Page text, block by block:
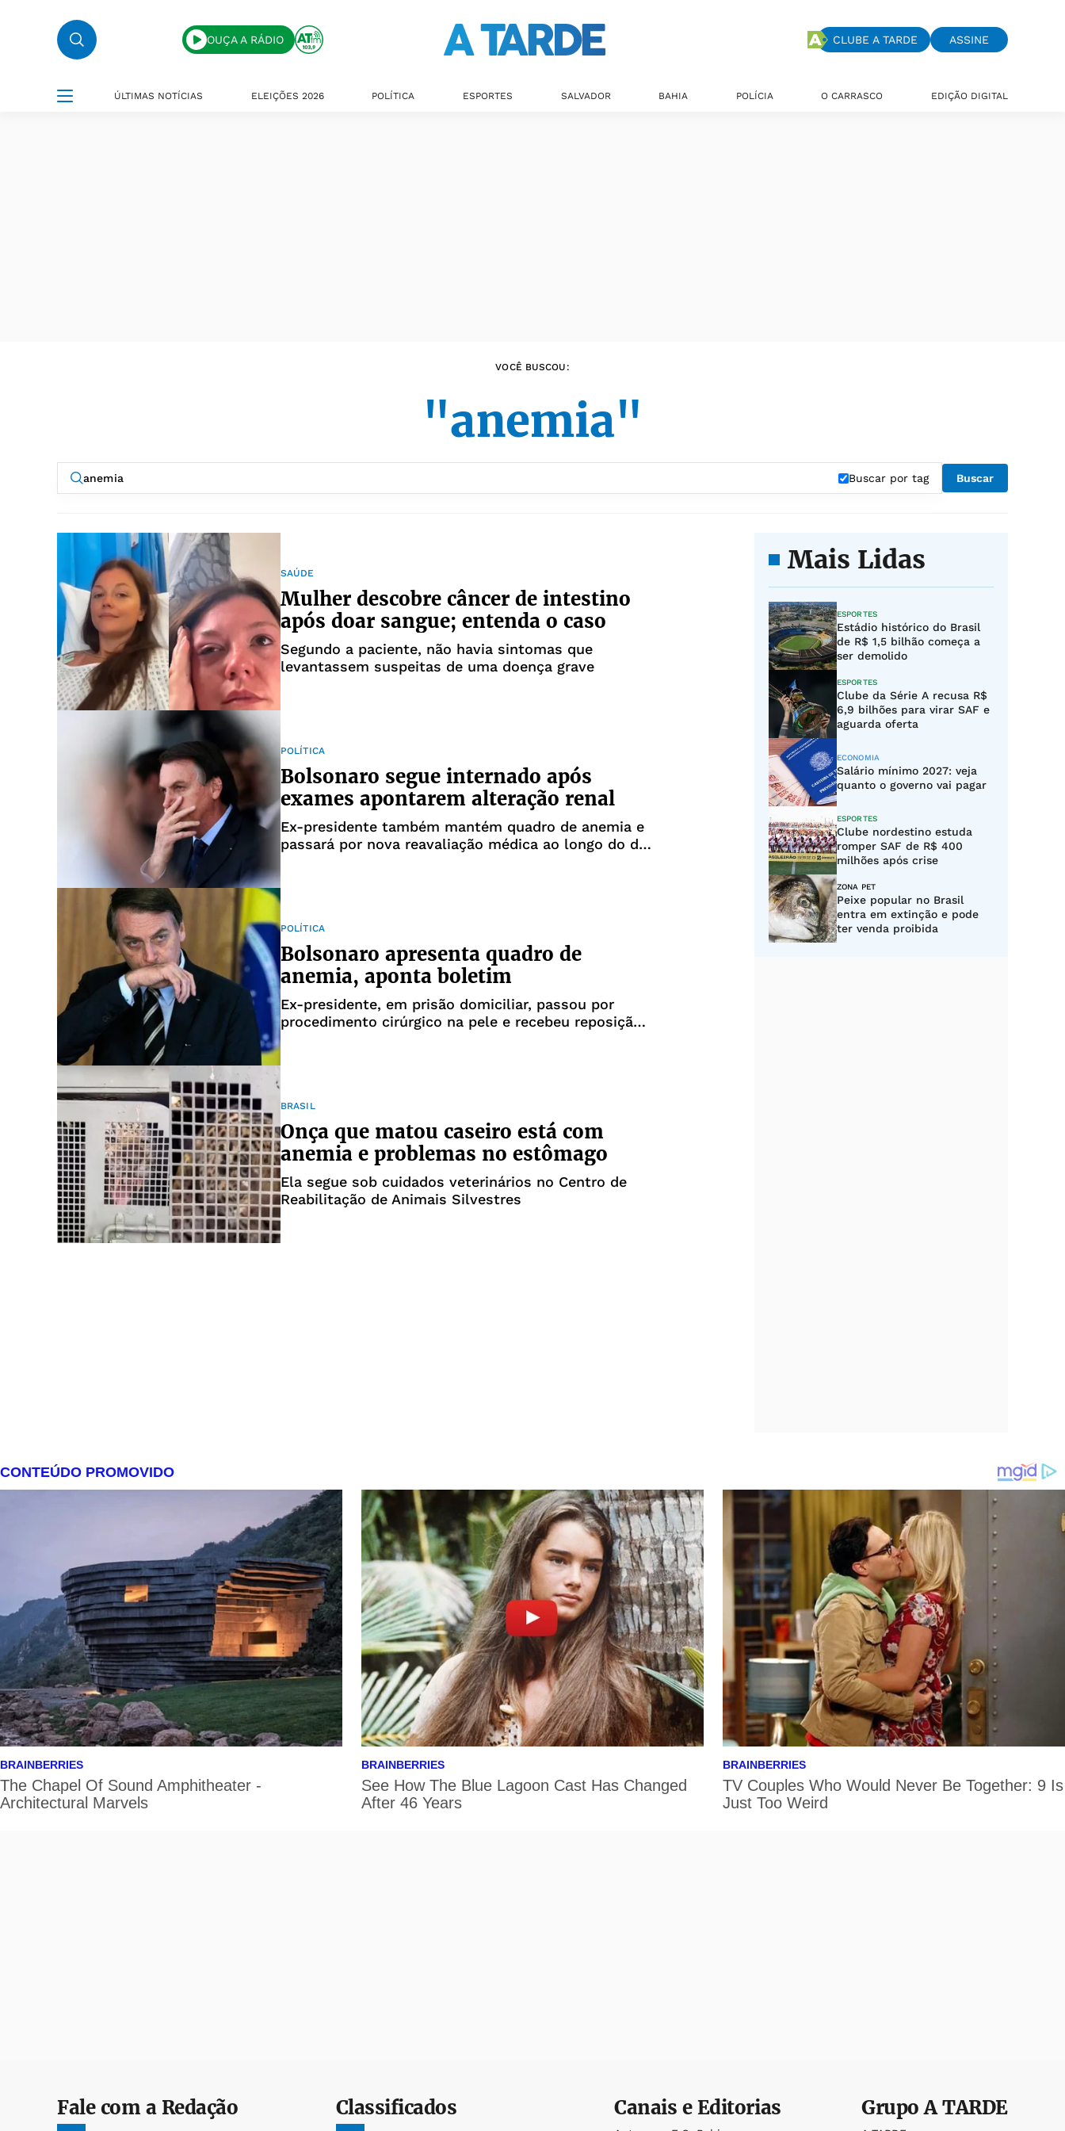
OUÇA A RÁDIO CLUBE A TARDE ASSINE
ÚLTIMAS NOTÍCIAS ELEIÇÕES 2026 POLÍTICA ESPORTES SALVADOR BAHIA POLÍCIA O CARRASCO EDIÇÃO DIGITAL
VOCÊ BUSCOU:
"anemia"
Buscar por tag Buscar
SAÚDE
Mulher descobre câncer de intestino
após doar sangue; entenda o caso
Segundo a paciente, não havia sintomas que
levantassem suspeitas de uma doença grave
POLÍTICA
Bolsonaro segue internado após
exames apontarem alteração renal
Ex-presidente também mantém quadro de anemia e
passará por nova reavaliação médica ao longo do dia
POLÍTICA
Bolsonaro apresenta quadro de
anemia, aponta boletim
Ex-presidente, em prisão domiciliar, passou por
procedimento cirúrgico na pele e recebeu reposição
BRASIL
Onça que matou caseiro está com
anemia e problemas no estômago
Ela segue sob cuidados veterinários no Centro de
Reabilitação de Animais Silvestres
Mais Lidas
ESPORTES
Estádio histórico do Brasil
de R$ 1,5 bilhão começa a
ser demolido
ESPORTES
Clube da Série A recusa R$
6,9 bilhões para virar SAF e
aguarda oferta
ECONOMIA
Salário mínimo 2027: veja
quanto o governo vai pagar
ESPORTES
Clube nordestino estuda
romper SAF de R$ 400
milhões após crise
ZONA PET
Peixe popular no Brasil
entra em extinção e pode
ter venda proibida
Fale com a Redação Classificados Canais e Editorias GrupoA TARDE